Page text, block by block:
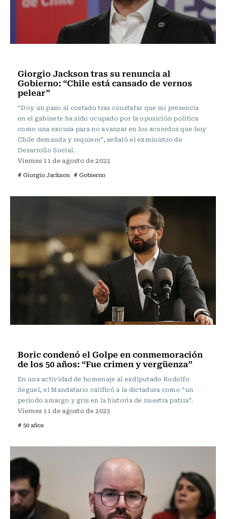
Giorgio Jackson tras su renuncia al
Gobierno: “Chile está cansado de vernos
pelear”
“Doy un paso al costado tras constatar que mi presencia
en el gabinete ha sido ocupado por la oposición política
como una excusa para no avanzar en los acuerdos que hoy
Chile demanda y requiere”, señaló el exministro de
Desarrollo Social.
Viernes 11 de agosto de 2023
# Giorgio Jackson # Gobierno
Boric condenó el Golpe en conmemoración
de los 50 años: “Fue crimen y vergüenza”
En una actividad de homenaje al exdiputado Rodolfo
Seguel, el Mandatario calificó a la dictadura como “un
período amargo y gris en la historia de nuestra patria”.
Viernes 11 de agosto de 2023
# 50 años